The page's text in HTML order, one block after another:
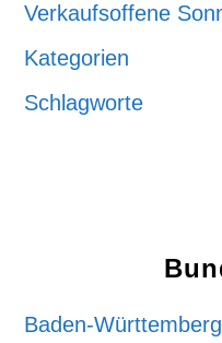
Verkaufsoffene
Kategorien
Schlagworte
Baden-Württemberg